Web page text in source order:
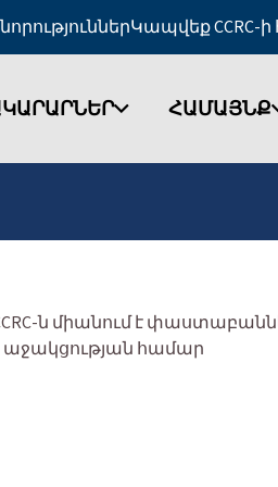
Կապվեք CCRC-
ՀԱՄԱՅՆՔ
ն միանում է
աջակցության համար